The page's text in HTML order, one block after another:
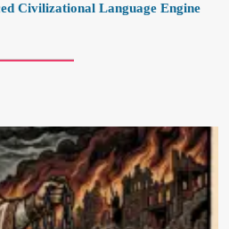
Civilizational Language Engine